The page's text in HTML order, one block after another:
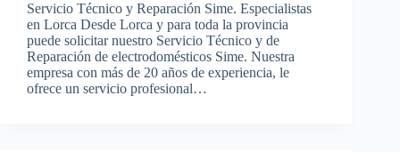
Servicio Técnico y Reparación Sime. Especialistas
en Lorca Desde Lorca y para toda la provincia
puede solicitar nuestro Servicio Técnico y de
Reparación de electrodomésticos Sime. Nuestra
empresa con más de 20 años de experiencia, le
ofrece un servicio profesional…